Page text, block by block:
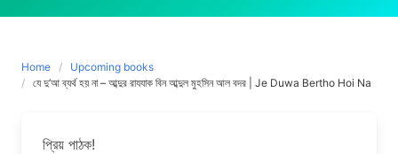
Home
Upcoming books
যে দু’আ ব্যর্থ হয় না – আব্দুর রাযযাক বিন আব্দুল মুহসিন আল বদর | Je Duwa Bertho Hoi Na
প্রিয় পাঠক!